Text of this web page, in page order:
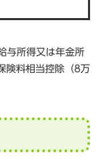
与所得又は年金所
料相当控除（8万